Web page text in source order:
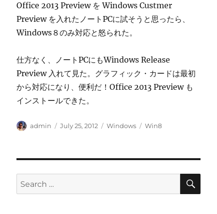
Office 2013 Preview を Windows Custmer
Preview を入れたノートPCに試そうと思ったら、
Windows８のみ対応と怒られた。
仕方なく、ノートPCにもWindows Release
Preview 入れて見た。グラフィック・カードは最初
から対応になり、便利だ！Office 2013 Preview も
インストールできた。
Author
admin
Posted
July 25, 2012 Categories
Windows Tags
Win8
Search
for: